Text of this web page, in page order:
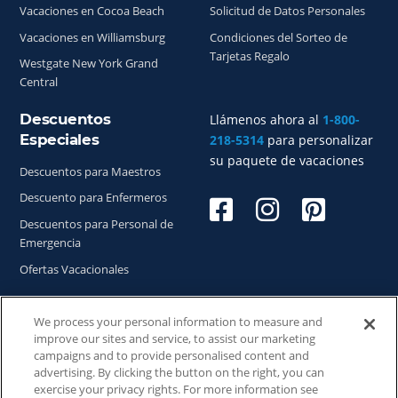
Llámenos ahora al 1-800-
218-5314 para personalizar
su paquete de vacaciones
Vacaciones en Cocoa Beach
Vacaciones en Williamsburg
Westgate New York Grand
Central
Solicitud de Datos Personales
Condiciones del Sorteo de
Tarjetas Regalo
Descuentos
Especiales
Descuentos para Maestros
Descuento para Enfermeros
Descuentos para Personal de
Emergencia
Ofertas Vacacionales
Copyright © 2026WestgateReservations.com
subsidiario deCFI
SeaWorld y todas las marcas y elementos relacionados TM
We process your personal information to measure and
improve our sites and service, to assist our marketing
campaigns and to provide personalised content and
advertising. By clicking the button on the right, you can
exercise your privacy rights. For more information see